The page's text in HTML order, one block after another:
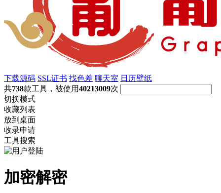
下载源码 SSL证书 找色差 聊天室 日历壁纸
共738款工具，被使用40213009次
切换模式
收藏列表
放到桌面
收录申请
工具搜索
加密解密